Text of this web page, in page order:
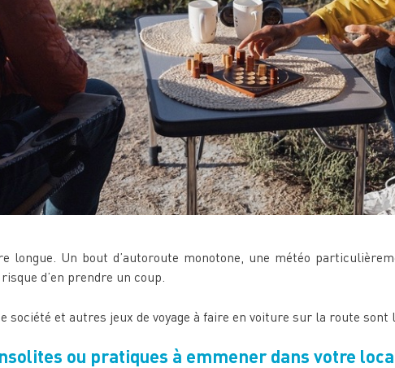
longue. Un bout d’autoroute monotone, une météo
d’en prendre un coup.
société et autres jeux de voyage à faire en voiture sur la route sont
ou pratiques à emmener dans votre